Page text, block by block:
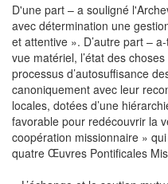
D'une part – a souligné
avec détermination une
et attentive ». D’autre part –
vue matériel, l’état des
processus d’autosuffisance
canoniquement avec leur
locales, dotées d’une
favorable pour redécouvrir la
coopération missionnaire »
quatre Œuvres Pontificales